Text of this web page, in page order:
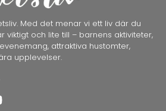
Med det menar vi ett liv där du
viktigt och lite till – barnens aktiviteter,
attraktiva hustomter,
upplevelser.